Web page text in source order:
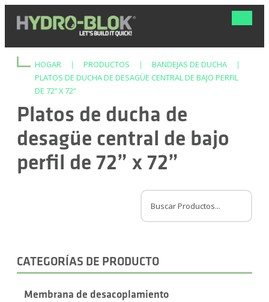
HOGAR | PRODUCTOS | BANDEJAS DE DUCHA
|
PLATOS DE DUCHA DE DESAGÜE CENTRAL DE BAJO PERFIL
DE 72” X 72”
Platos de ducha de
desagüe central de bajo
perfil de 72” x 72”
CATEGORÍAS DE PRODUCTO
Membrana de desacoplamiento